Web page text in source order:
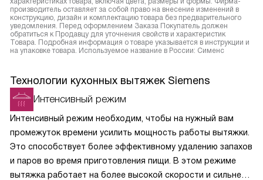
производитель оставляет за собой право на внесение изменений в
конструкцию, дизайн и комплектацию товара без предварительного
уведомления. Перед оформлением Заказа Покупатель должен
обратиться к Продавцу для уточнения свойств и характеристик
Товара. Подробная информация о товаре указывается в инструкции и
на упаковке товара. Используемое название в России: Сименс
Технологии кухонных вытяжек Siemens
Интенсивный режим
Интенсивный режим необходим, чтобы на нужный вам
промежуток времени усилить мощность работы вытяжки.
Это способствует более эффективному удалению запахов
и паров во время приготовления пищи. В этом режиме
вытяжка работает на более высокой скорости и сильнее